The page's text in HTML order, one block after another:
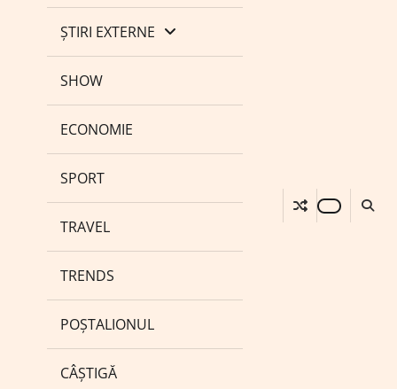
ȘTIRI EXTERNE
SHOW
ECONOMIE
SPORT
TRAVEL
TRENDS
POȘTALIONUL
CÂȘTIGĂ